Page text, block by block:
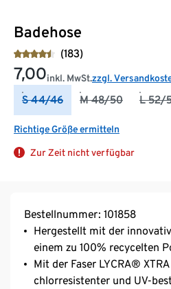
Badehose
(183)
7,00inkl. MwSt.zzgl.
S 44/46 M 48/50 L 52/
Richtige Größe ermitteln
Zur Zeit nicht verfügbar
Bestellnummer: 101858
Hergestellt mit der
einem zu 100% recycelten
Mit der Faser LYCRA®
chlorresistenter und UV-